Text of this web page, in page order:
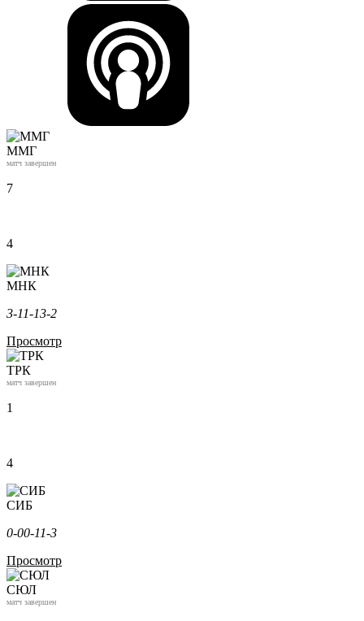
ММГ
матч завершен
7
4
МНК
3-11-13-2
Просмотр
ТРК
матч завершен
1
4
СИБ
0-00-11-3
Просмотр
СЮЛ
матч завершен